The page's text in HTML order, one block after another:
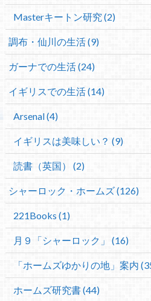
Masterキートン研究 (2)
調布・仙川の生活 (9)
ガーナでの生活 (24)
イギリスでの生活 (14)
Arsenal (4)
イギリスは美味しい？ (9)
読書（英国） (2)
シャーロック・ホームズ (126)
221Books (1)
月９「シャーロック」 (16)
「ホームズゆかりの地」案内
ホームズ研究書 (44)